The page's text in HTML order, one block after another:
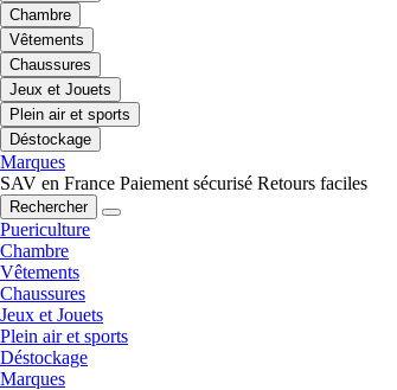
Chambre
Vêtements
Chaussures
Jeux et Jouets
Plein air et sports
Déstockage
Marques
SAV en France Paiement sécurisé Retours faciles
Rechercher
Puericulture
Chambre
Vêtements
Chaussures
Jeux et Jouets
Plein air et sports
Déstockage
Marques